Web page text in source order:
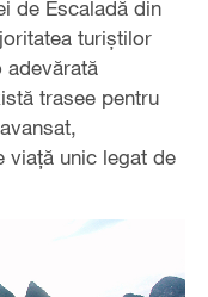
de Escaladă din
turiștilor
adevărată
trasee pentru
viață unic legat de